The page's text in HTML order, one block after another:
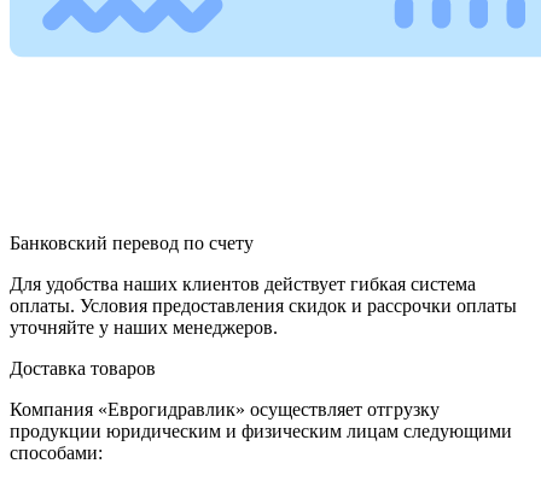
Банковский перевод по счету
Для удобства наших клиентов действует гибкая система
оплаты. Условия предоставления скидок и рассрочки оплаты
уточняйте у наших менеджеров.
Доставка товаров
Компания «Еврогидравлик» осуществляет отгрузку
продукции юридическим и физическим лицам следующими
способами: